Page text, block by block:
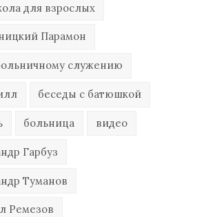
для взрослых
Парамон
служению
беседы с батюшкой
больница видео
Гарбуз
Туманов
Ремезов